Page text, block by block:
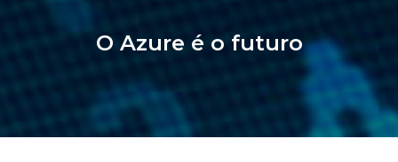
O Azure é o futuro